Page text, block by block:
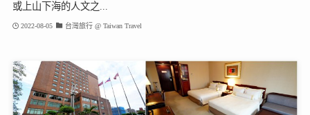
或上山下海的人文之...
2022-08-05 台灣旅行 @ Taiwan Travel